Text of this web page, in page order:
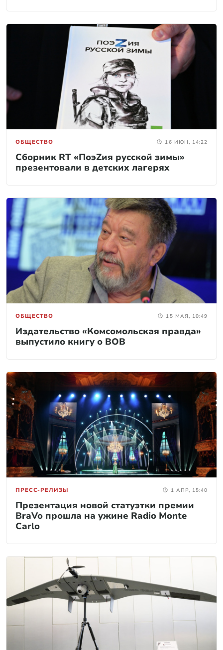
ОБЩЕСТВО 16 ИЮН, 14:22
Сборник RT «ПоэZия русской зимы»
презентовали в детских лагерях
ОБЩЕСТВО 15 МАЯ, 10:49
Издательство «Комсомольская правда»
выпустило книгу о ВОВ
ПРЕСС-РЕЛИЗЫ 1 АПР, 15:40
Презентация новой статуэтки премии
BraVo прошла на ужине Radio Monte
Carlo